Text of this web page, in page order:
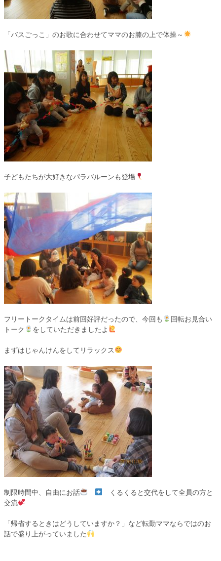
「バスごっこ」のお歌に合わせてママのお膝の上で体操～
子どもたちが大好きなパラバルーンも登場
フリートークタイムは前回好評だったので、今回も
回転お見合い
トーク
をしていただきましたよ
まずはじゃんけんをしてリラックス
制限時間中、自由にお話
くるくると交代をして全員の方と
交流
「帰省するときはどうしていますか？」など転勤ママならではのお
話で盛り上がっていました